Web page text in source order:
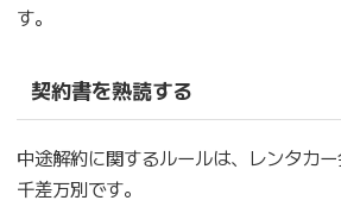
す。
契約書を熟読する
中途解約に関するルールは、レンタカ
千差万別です。